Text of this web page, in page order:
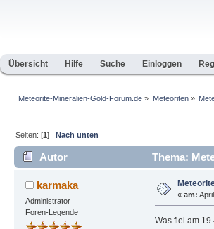
Übersicht Hilfe Suche Einloggen
Meteorite-Mineralien-Gold-Forum.de » Meteoriten»
Seiten: [1]Nach unten
Autor Thema:
karmaka
Administrator
Foren-Legende
« am:
Was fiel am